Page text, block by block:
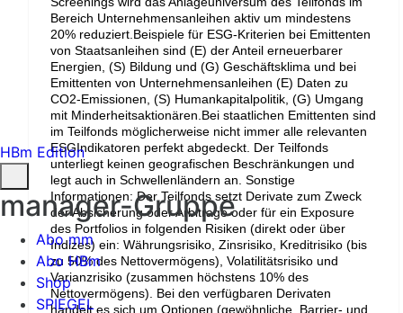
Bereich Unternehmensanleihen aktiv um mindestens
20% reduziert.Beispiele für ESG-Kriterien bei Emittenten
von Staatsanleihen sind (E) der Anteil erneuerbarer
Energien, (S) Bildung und (G) Geschäftsklima und bei
Emittenten von Unternehmensanleihen (E) Daten zu
CO2-Emissionen, (S) Humankapitalpolitik, (G) Umgang
mit Minderheitsaktionären.Bei staatlichen Emittenten sind
im Teilfonds möglicherweise nicht immer alle relevanten
ESGIndikatoren perfekt abgedeckt. Der Teilfonds
unterliegt keinen geografischen Beschränkungen und
legt auch in Schwellenländern an. Sonstige
Informationen: Der Teilfonds setzt Derivate zum Zweck
der Absicherung oder Arbitrage oder für ein Exposure
des Portfolios in folgenden Risiken (direkt oder über
Indizes) ein: Währungsrisiko, Zinsrisiko, Kreditrisiko (bis
zu 50% des Nettovermögens), Volatilitätsrisiko und
Varianzrisiko (zusammen höchstens 10% des
Nettovermögens). Bei den verfügbaren Derivaten
handelt es sich um Optionen (gewöhnliche, Barrier- und
HBm Edition
manager-Gruppe
Abo mm
Abo HBm
Shop
SPIEGEL